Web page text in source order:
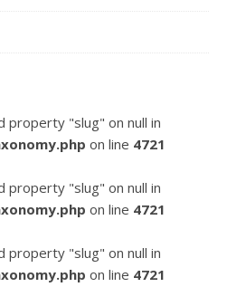
property "slug" on null in
on line 4721
property "slug" on null in
on line 4721
property "slug" on null in
on line 4721